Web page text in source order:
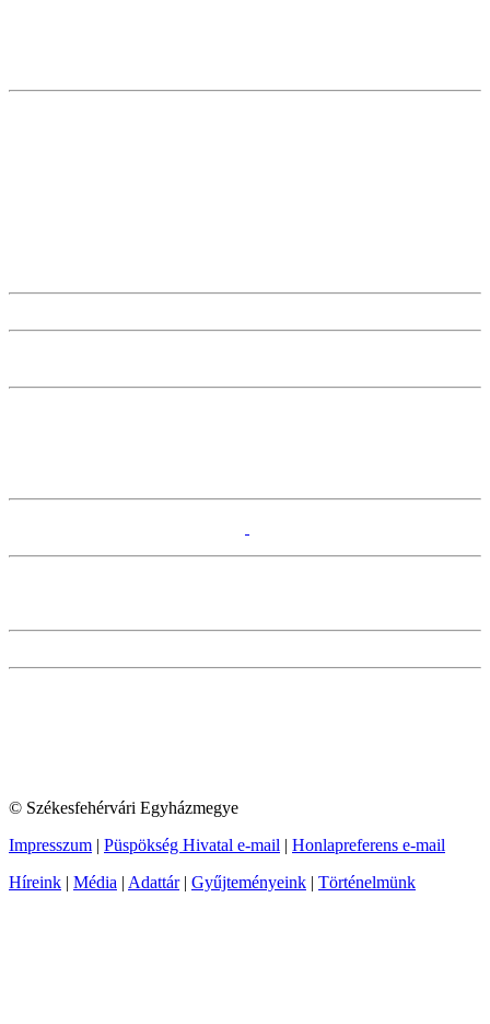
© Székesfehérvári Egyházmegye
Impresszum | Püspökség Hivatal e-mail | Honlapreferens e-mail
Híreink | Média | Adattár| Gyűjteményeink | Történelmünk